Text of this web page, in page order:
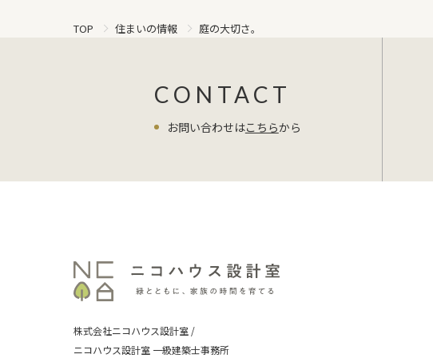
TOP 住まいの情報 庭の大切さ。
CONTACT
お問い合わせはこちらから
株式会社ニコハウス設計室 /
ニコハウス設計室 一級建築士事務所